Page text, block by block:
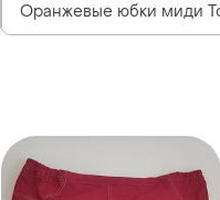
Оранжевые юбки миди